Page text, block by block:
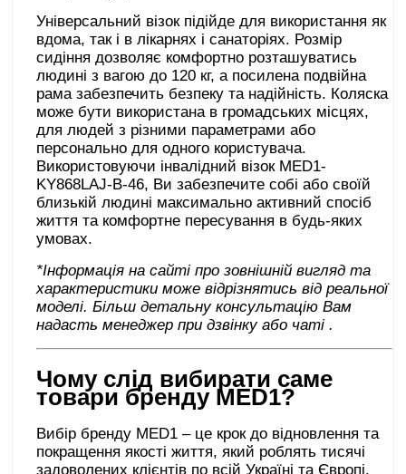
Універсальний візок підійде для використання як
вдома, так і в лікарнях і санаторіях. Розмір
сидіння дозволяє комфортно розташуватись
людині з вагою до 120 кг, а посилена подвійна
рама забезпечить безпеку та надійність. Коляска
може бути використана в громадських місцях,
для людей з різними параметрами або
персонально для одного користувача.
Використовуючи інвалідний візок MED1-
KY868LAJ-B-46, Ви забезпечите собі або своїй
близькій людині максимально активний спосіб
життя та комфортне пересування в будь-яких
умовах.
*Інформація на сайті про зовнішній вигляд та
характеристики може відрізнятись від реальної
моделі. Більш детальну консультацію Вам
надасть менеджер при дзвінку або чаті .
Чому слід вибирати саме
товари бренду MED1?
Вибір бренду MED1 – це крок до відновлення та
покращення якості життя, який роблять тисячі
задоволених клієнтів по всій Україні та Європі.